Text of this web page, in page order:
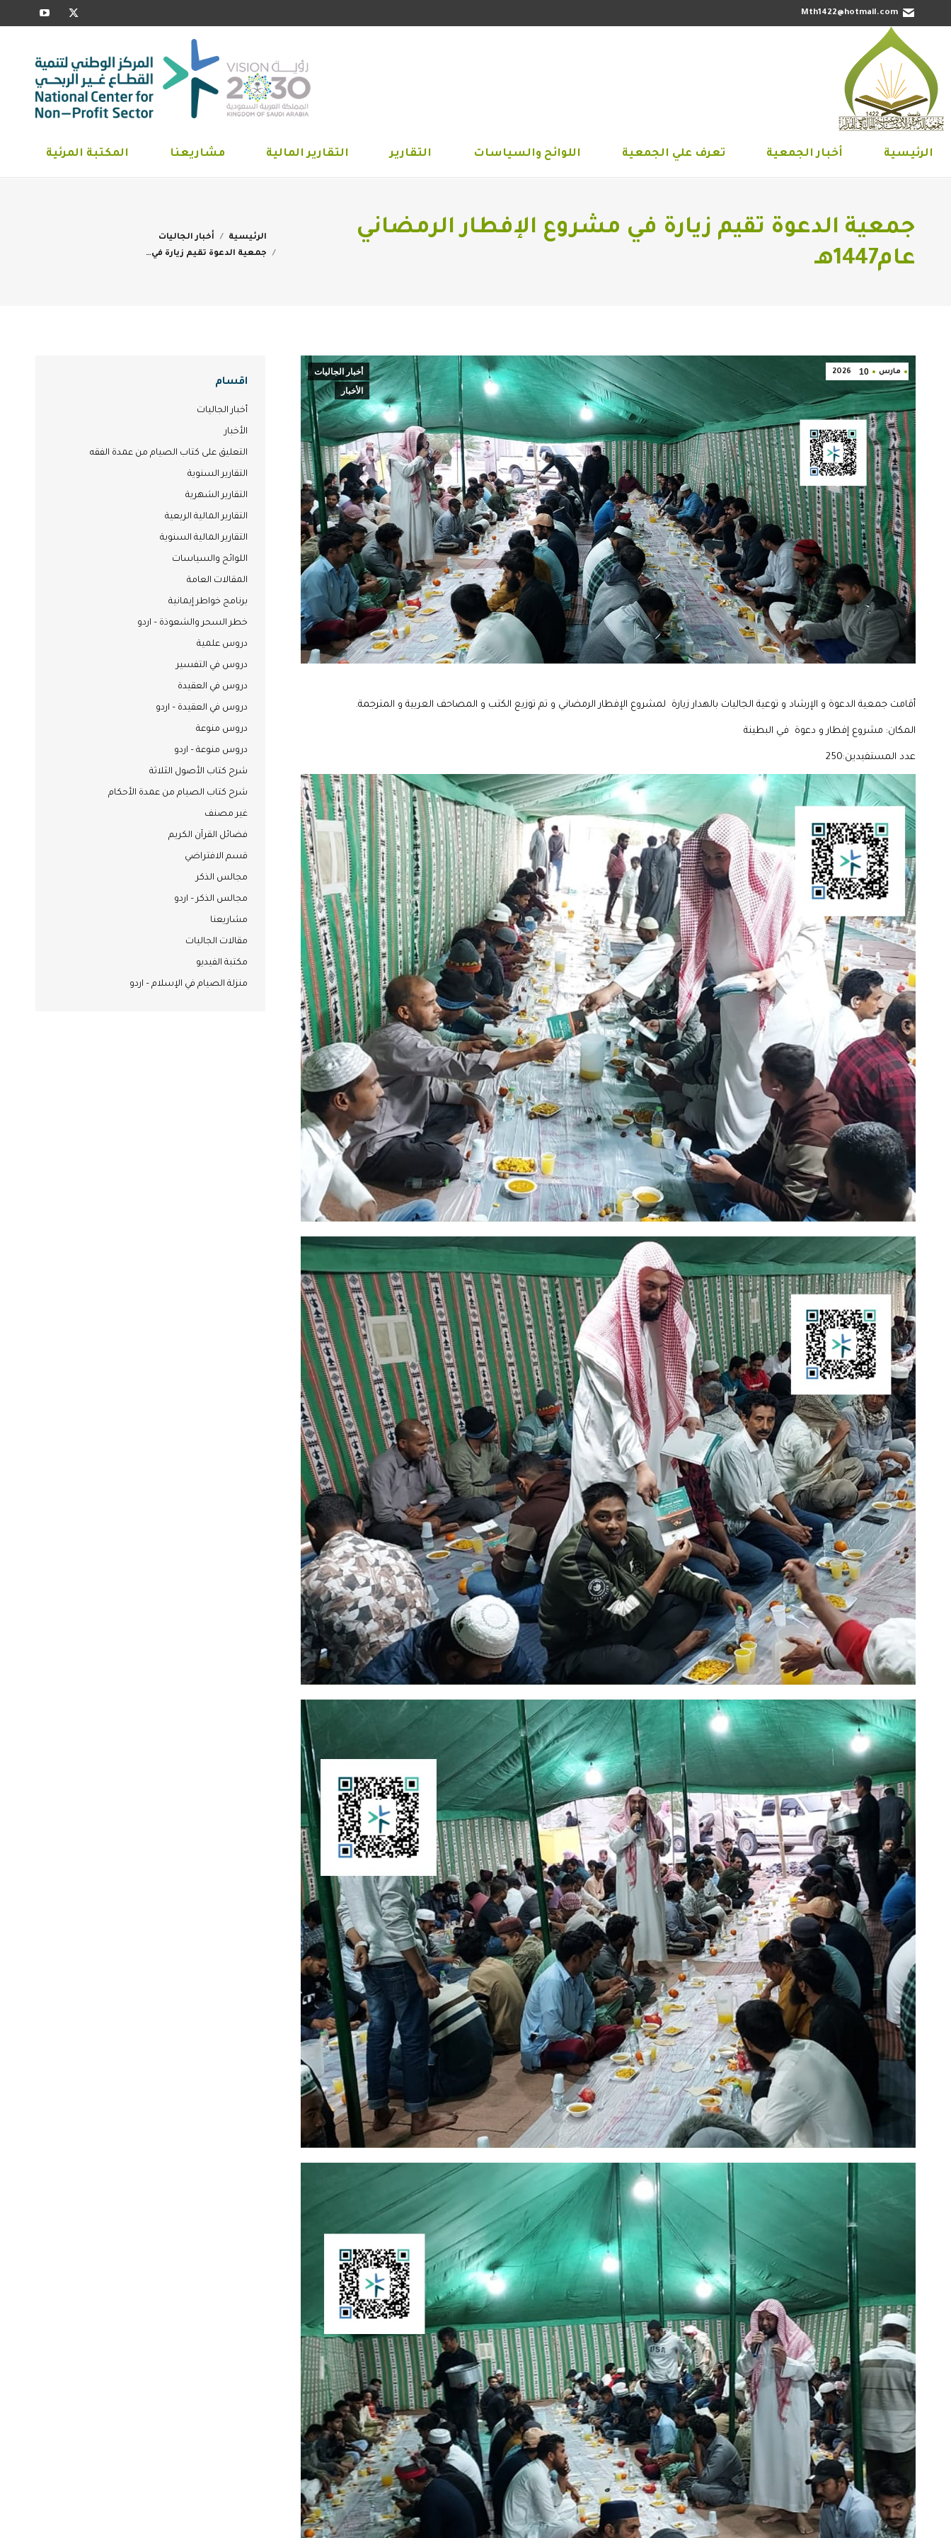
Mth1422@hotmail.com
X
opens
in
new
window
opens
in
new
window
الرئيسية أخبار الجمعية تعرف علي الجمعية اللوائح والسياسات التقارير التقارير المالية مشاريعنا المكتبة المرئية
جمعية الدعوة تقيم زيارة في مشروع الإفطار الرمضاني
عام1447هـ
You are here:
الرئيسية
أخبار الجاليات
جمعية الدعوة تقيم زيارة في…
مارس 10
2026
أخبار الجاليات
الأخبار
أقامت جمعية الدعوة و الإرشاد و توعية الجاليات بالهدار زيارة لمشروع الإفطار الرمضاني و تم توزيع الكتب و المصاحف العربية و المترجمة.
المكان: مشروع إفطار و دعوة في البطينة
عدد المستفيدين:250
اقسام
أخبار الجاليات
الأخبار
التعليق على كتاب الصيام من عمدة الفقه
التقارير السنوية
التقارير الشهرية
التقارير المالية الربعية
التقارير المالية السنوية
اللوائح والسياسات
المقالات العامة
برنامج خواطر إيمانية
خطر السحر والشعوذة – اردو
دروس علمية
دروس في التفسير
دروس في العقيدة
دروس في العقيدة – اردو
دروس منوعة
دروس منوعة – اردو
شرح كتاب الأصول الثلاثة
شرح كتاب الصيام من عمدة الأحكام
غير مصنف
فضائل القرآن الكريم
قسم الافتراضي
مجالس الذكر
مجالس الذكر – اردو
مشاريعنا
مقالات الجاليات
مكتبة الفيديو
منزلة الصيام في الإسلام – اردو
الرئيسية أخبار الجمعية تعرف علي الجمعية اللوائح والسياسات التقارير التقارير المالية مشاريعنا المكتبة المرئية